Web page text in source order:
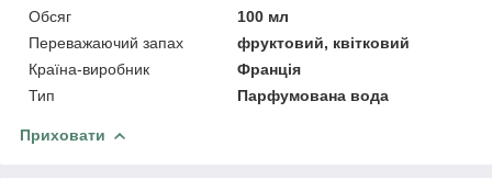
Обсяг
100 мл
Переважаючий запах
фруктовий, квітковий
Країна-виробник
Франція
Тип
Парфумована вода
Приховати